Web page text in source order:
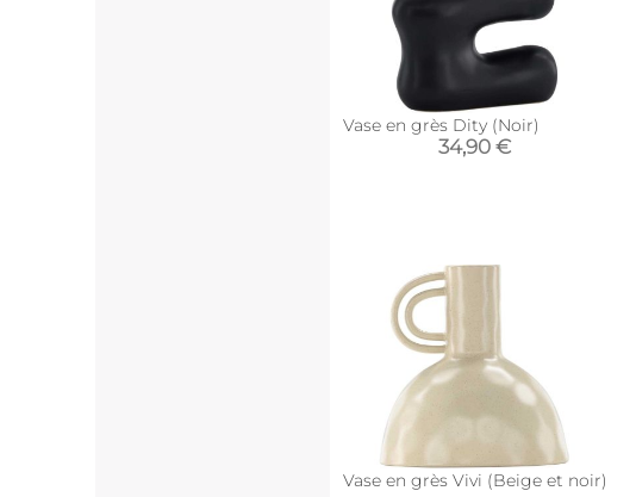
Vase en grès Dity (Noir)
34,90 €
Vase en grès Vivi (Beige et noir)